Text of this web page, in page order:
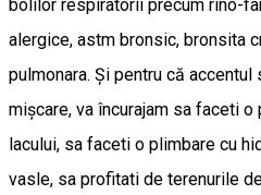
bolilor respiratorii precum rino-
alergice, astm bronsic, bronsita
pulmonara. Și pentru că
mișcare, va încurajam sa faceti
lacului, sa faceti o plimbare cu
vasle, sa profitati de terenurile